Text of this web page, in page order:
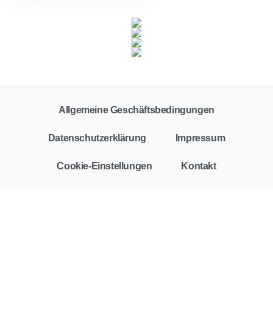
Allgemeine Geschäftsbedingungen
Datenschutzerklärung Impressum
Cookie-Einstellungen Kontakt